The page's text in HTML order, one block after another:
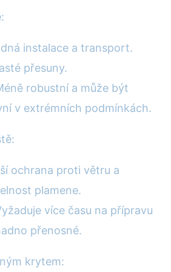
instalace a transport.
přesuny.
robustní a může být
v extrémních podmínkách.
ochrana proti větru a
plamene.
více času na přípravu
přenosné.
krytem: